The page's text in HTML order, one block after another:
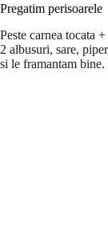
Pregatim perisoarele
Peste carnea tocata
2 albusuri, sare,
si le framantam bine.